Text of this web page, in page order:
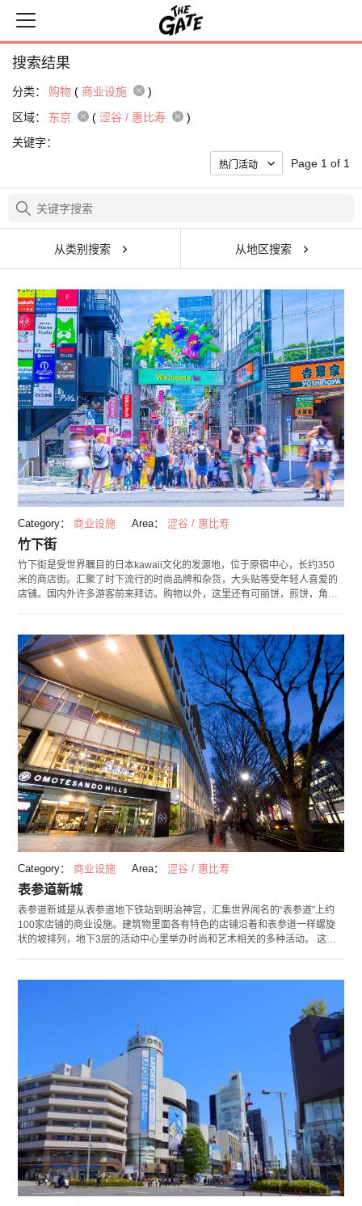
搜索结果
分类： 购物 ( 商业设施
)
区域：
东京 ( 涩谷 / 惠比寿
)
关键字：
Page 1 of 1
从类别搜索 从地区搜索
Category： 商业设施 Area： 涩谷 / 惠比寿
竹下街
竹下街是受世界瞩目的日本kawaii文化的发源地，位于原宿中心，长约350
米的商店街。汇聚了时下流行的时尚品牌和杂货，大头贴等受年轻人喜爱的
店铺。国内外许多游客前来拜访。购物以外，这里还有可丽饼，煎饼，角色
逛街的地方。
Category： 商业设施 Area： 涩谷 / 惠比寿
表参道新城
表参道新城是从表参道地下铁站到明治神宫，汇集世界闻名的“表参道”上约
100家店铺的商业设施。建筑物里面各有特色的店铺沿着和表参道一样螺旋
状的坡排列，地下3层的活动中心里举办时尚和艺术相关的多种活动。 这里
流和文化等最先端的讯息。